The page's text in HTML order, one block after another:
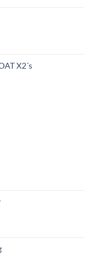
X2´s